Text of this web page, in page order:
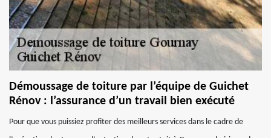
Démoussage de toiture par l’équipe de Guichet
Rénov : l’assurance d’un travail bien exécuté
Pour que vous puissiez profiter des meilleurs services dans le cadre de